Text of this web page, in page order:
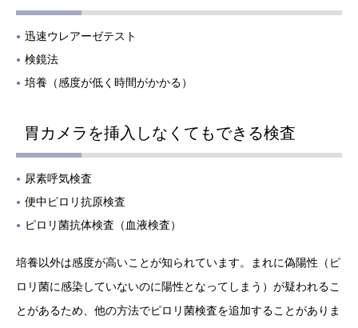
迅速ウレアーゼテスト
検鏡法
培養（感度が低く時間がかかる）
胃カメラを挿⼊しなくてもできる検査
尿素呼気検査
便中ピロリ抗原検査
ピロリ菌抗体検査（血液検査）
培養以外は感度が高いことが知られています。まれに偽陽性（ピ
ロリ菌に感染していないのに陽性となってしまう）が疑われるこ
とがあるため、他の方法でピロリ菌検査を追加することがありま